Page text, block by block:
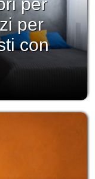
per
con